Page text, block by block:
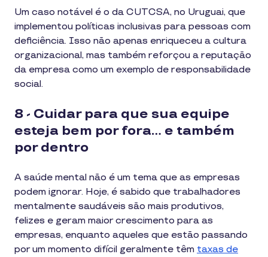
Um caso notável é o da CUTCSA, no Uruguai, que
implementou políticas inclusivas para pessoas com
deficiência. Isso não apenas enriqueceu a cultura
organizacional, mas também reforçou a reputação
da empresa como um exemplo de responsabilidade
social.
8 - Cuidar para que sua equipe
esteja bem por fora... e também
por dentro
A saúde mental não é um tema que as empresas
podem ignorar. Hoje, é sabido que trabalhadores
mentalmente saudáveis são mais produtivos,
felizes e geram maior crescimento para as
empresas, enquanto aqueles que estão passando
por um momento difícil geralmente têm taxas de